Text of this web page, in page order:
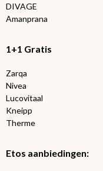
DIVAGE
Amanprana
1+1 Gratis
Zarqa
Nivea
Lucovitaal
Kneipp
Therme
Etos aanbiedingen: